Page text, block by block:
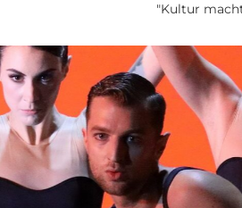
"Kultur